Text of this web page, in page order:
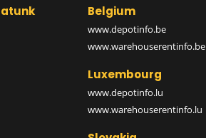
Belgium
www.depotinfo.be
www.warehouserentinfo.be
Luxembourg
www.depotinfo.lu
www.warehouserentinfo.lu